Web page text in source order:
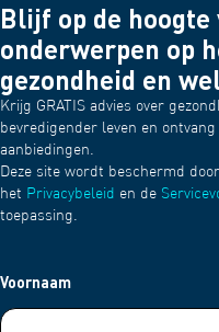
Blijf op de
onderwerpen op
gezondheid en
Krijg GRATIS advies over
bevredigender leven en
aanbiedingen.
Deze site wordt beschermd
het Privacybeleid en de
toepassing.
Voornaam